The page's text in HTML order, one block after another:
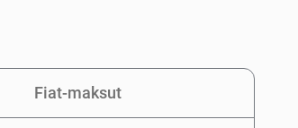
Fiat-maksut